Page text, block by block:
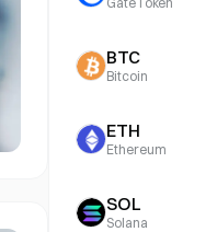
BTC
Bitcoin
ETH
Ethereum
SOL
Solana